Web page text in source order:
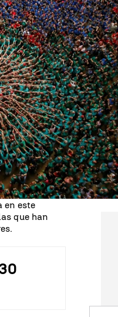
Facebook
X Linkedin
de
en el
humana
empresario
y
de hito
en este
que han